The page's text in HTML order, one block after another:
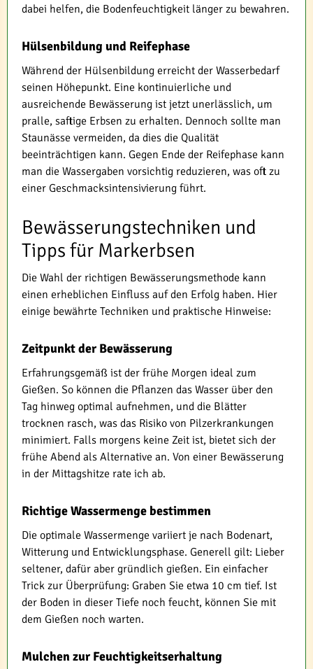
dabei helfen, die Bodenfeuchtigkeit länger zu bewahren.
Hülsenbildung und Reifephase
Während der Hülsenbildung erreicht der Wasserbedarf
seinen Höhepunkt. Eine kontinuierliche und
ausreichende Bewässerung ist jetzt unerlässlich, um
pralle, saftige Erbsen zu erhalten. Dennoch sollte man
Staunässe vermeiden, da dies die Qualität
beeinträchtigen kann. Gegen Ende der Reifephase kann
man die Wassergaben vorsichtig reduzieren, was oft zu
einer Geschmacksintensivierung führt.
Bewässerungstechniken und
Tipps für Markerbsen
Die Wahl der richtigen Bewässerungsmethode kann
einen erheblichen Einfluss auf den Erfolg haben. Hier
einige bewährte Techniken und praktische Hinweise:
Zeitpunkt der Bewässerung
Erfahrungsgemäß ist der frühe Morgen ideal zum
Gießen. So können die Pflanzen das Wasser über den
Tag hinweg optimal aufnehmen, und die Blätter
trocknen rasch, was das Risiko von Pilzerkrankungen
minimiert. Falls morgens keine Zeit ist, bietet sich der
frühe Abend als Alternative an. Von einer Bewässerung
in der Mittagshitze rate ich ab.
Richtige Wassermenge bestimmen
Die optimale Wassermenge variiert je nach Bodenart,
Witterung und Entwicklungsphase. Generell gilt: Lieber
seltener, dafür aber gründlich gießen. Ein einfacher
Trick zur Überprüfung: Graben Sie etwa 10 cm tief. Ist
der Boden in dieser Tiefe noch feucht, können Sie mit
dem Gießen noch warten.
Mulchen zur Feuchtigkeitserhaltung